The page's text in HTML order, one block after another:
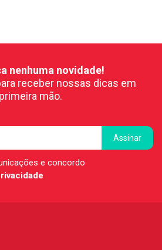
nenhuma novidade!
receber nossas dicas em
primeira mão.
e concordo